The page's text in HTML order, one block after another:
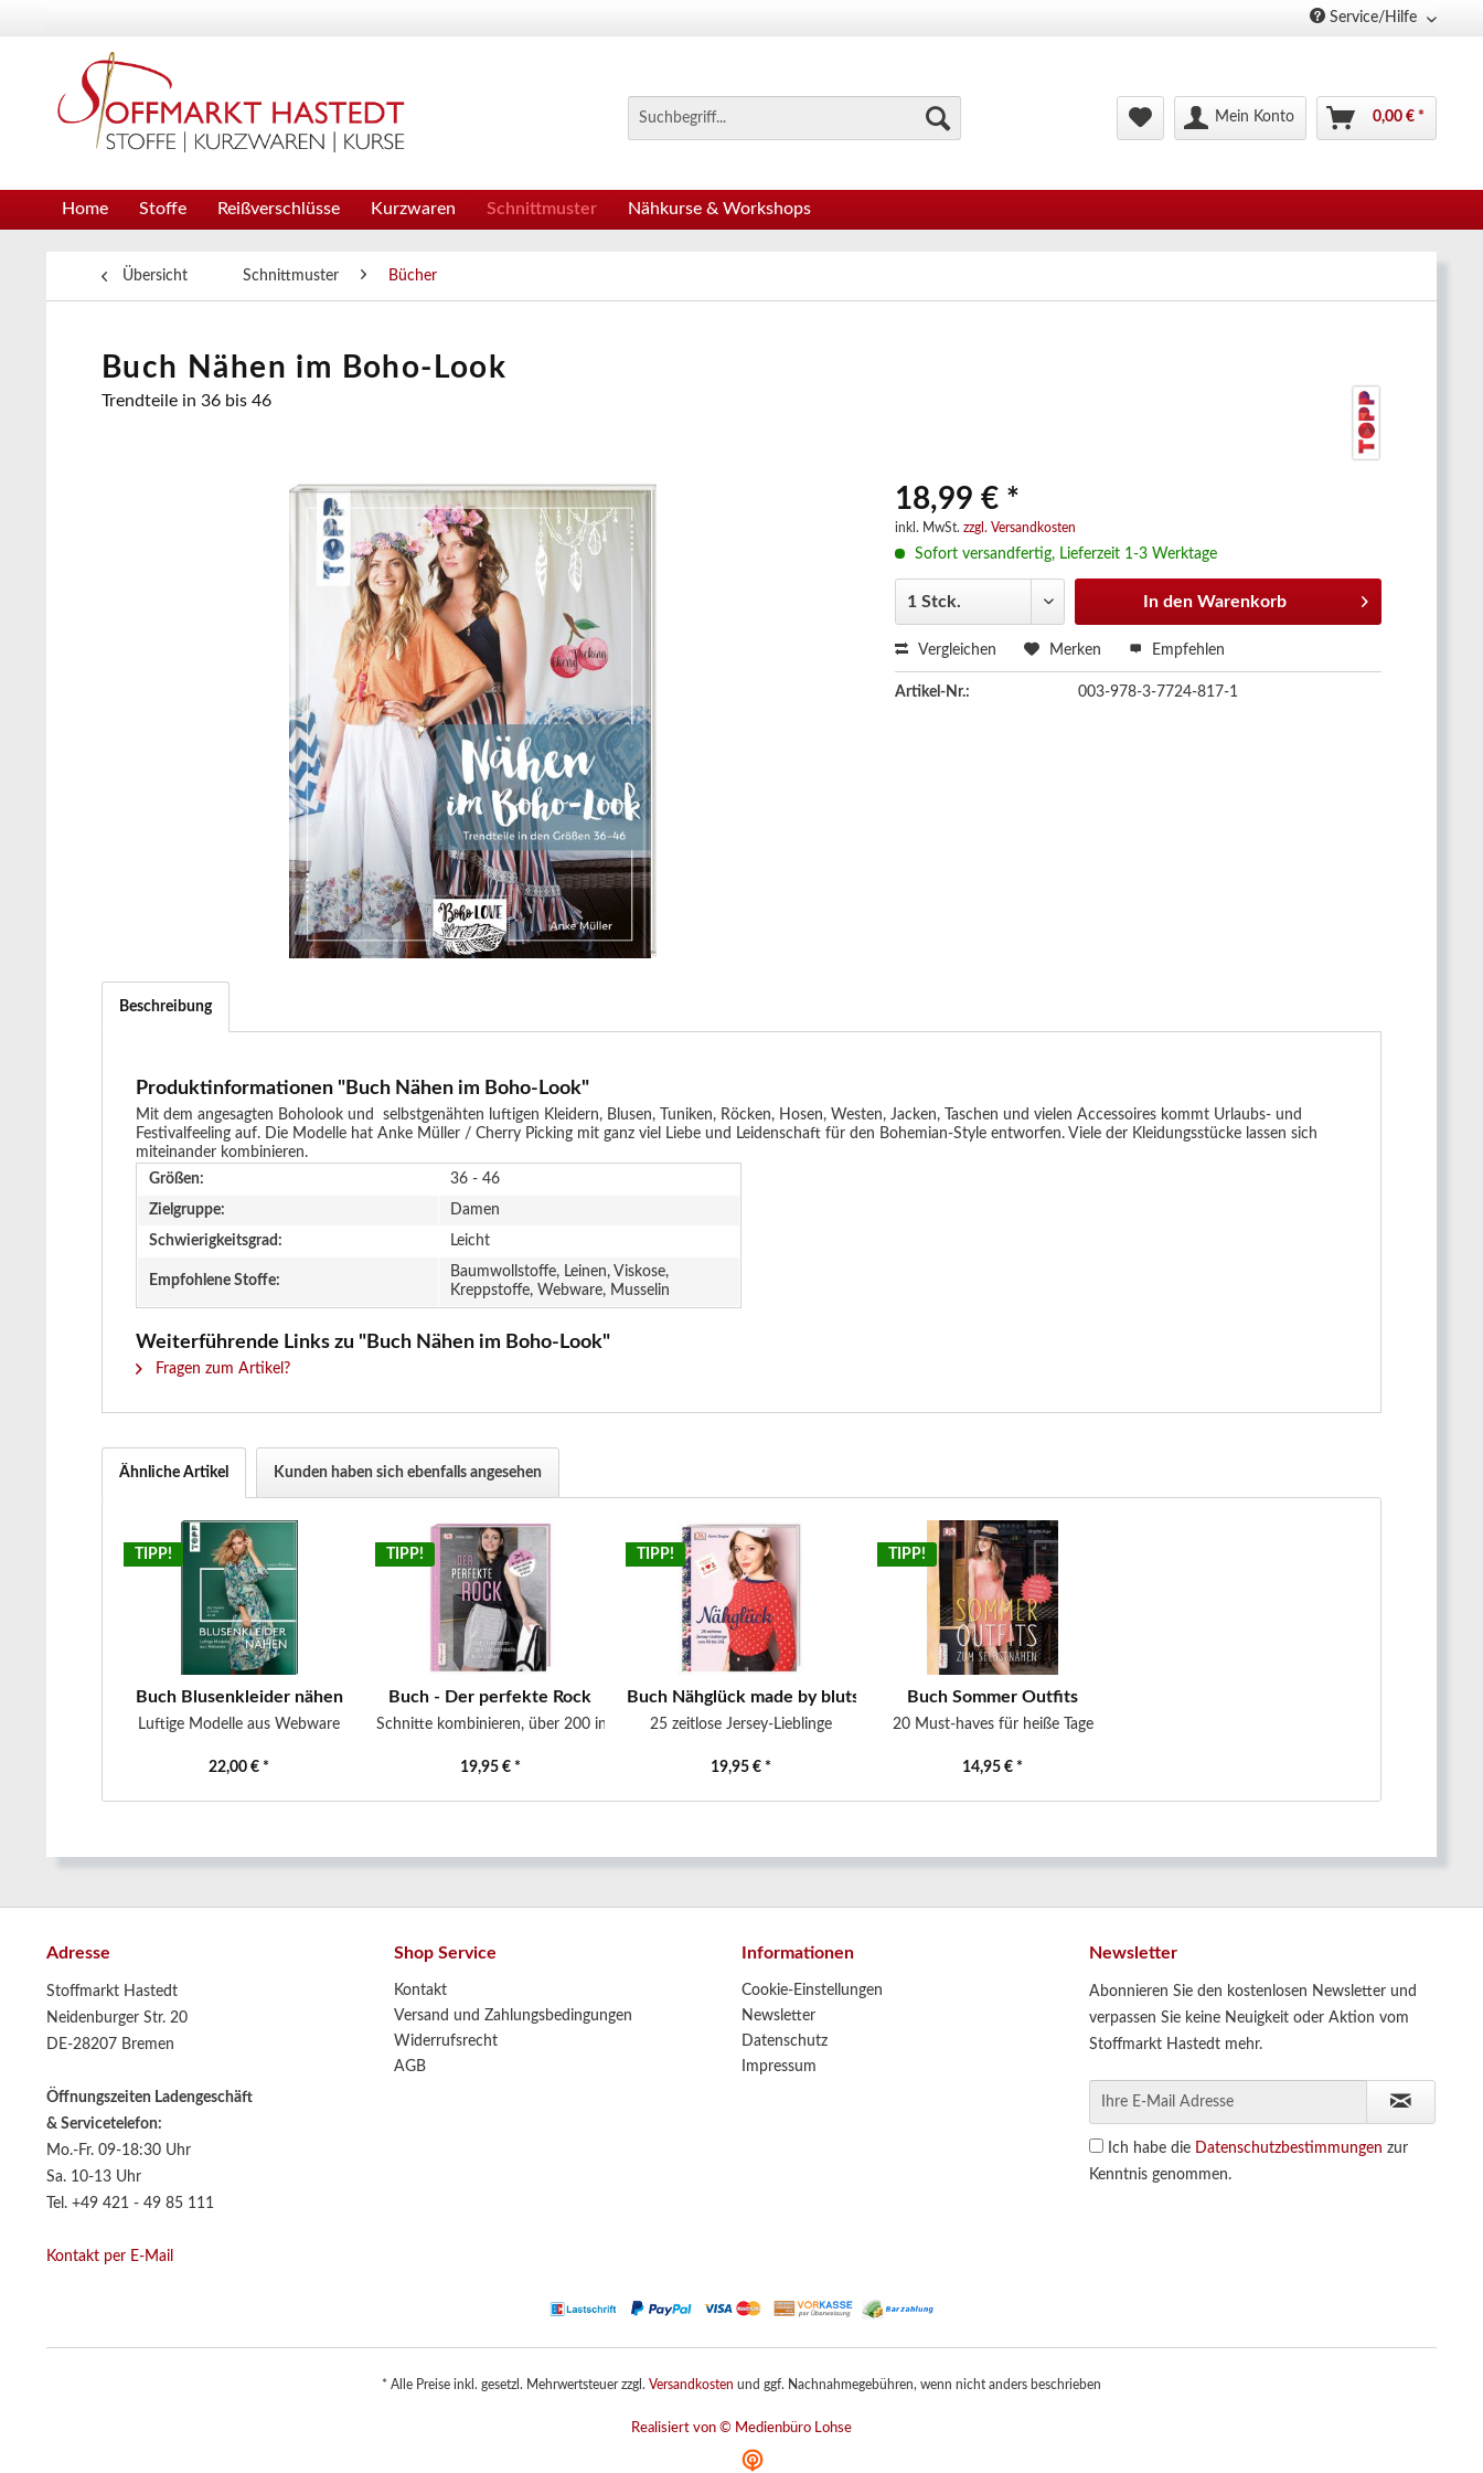
Service/Hilfe
Mein Konto 0,00 € *
Home Stoffe Reißverschlüsse Kurzwaren Schnittmuster Nähkurse & Workshops
Übersicht Schnittmuster Bücher
Buch Nähen im Boho-Look
Trendteile in 36 bis 46
18,99 € *
inkl. MwSt.zzgl. Versandkosten
Sofort versandfertig, Lieferzeit 1-3 Werktage
In den Warenkorb
Vergleichen Merken Empfehlen
Artikel-Nr.: 003-978-3-7724-817-1
Beschreibung
Produktinformationen "Buch Nähen im Boho-Look"
Mit dem angesagten Boholook und selbstgenähten luftigen Kleidern, Blusen, Tuniken, Röcken, Hosen, Westen, Jacken, Taschen und vielen Accessoires kommt Urlaubs- und
Festivalfeeling auf. Die Modelle hat Anke Müller / Cherry Picking mit ganz viel Liebe und Leidenschaft für den Bohemian-Style entworfen. Viele der Kleidungsstücke lassen sich
miteinander kombinieren.
Größen:
36 - 46
Zielgruppe:
Damen
Schwierigkeitsgrad:
Leicht
Empfohlene Stoffe:
Baumwollstoffe, Leinen, Viskose,
Kreppstoffe, Webware, Musselin
Weiterführende Links zu "Buch Nähen im Boho-Look"
Fragen zum Artikel?
Ähnliche Artikel Kunden haben sich ebenfalls angesehen
TIPP!
Buch Blusenkleider nähen
Luftige Modelle aus Webware
22,00 € *
TIPP!
Buch - Der perfekte Rock
Schnitte kombinieren, über 200 individuelle...
19,95 € *
TIPP!
Buch Nähglück made by blutsgeschwister
25 zeitlose Jersey-Lieblinge
19,95 € *
TIPP!
Buch Sommer Outfits
20 Must-haves für heiße Tage
14,95 € *
Adresse
Stoffmarkt Hastedt
Neidenburger Str. 20
DE-28207 Bremen
Öffnungszeiten Ladengeschäft
& Servicetelefon:
Mo.-Fr. 09-18:30 Uhr
Sa. 10-13 Uhr
Tel. +49 421 - 49 85 111
Kontakt per E-Mail
Shop Service
Kontakt
Versand und Zahlungsbedingungen
Widerrufsrecht
AGB
Informationen
Cookie-Einstellungen
Newsletter
Datenschutz
Impressum
Newsletter
Abonnieren Sie den kostenlosen Newsletter und
verpassen Sie keine Neuigkeit oder Aktion vom
Stoffmarkt Hastedt mehr.
Ich habe die Datenschutzbestimmungen zur
Kenntnis genommen.
* Alle Preise inkl. gesetzl. Mehrwertsteuer zzgl. Versandkosten und ggf. Nachnahmegebühren, wenn nicht anders beschrieben
Realisiert von © Medienbüro Lohse